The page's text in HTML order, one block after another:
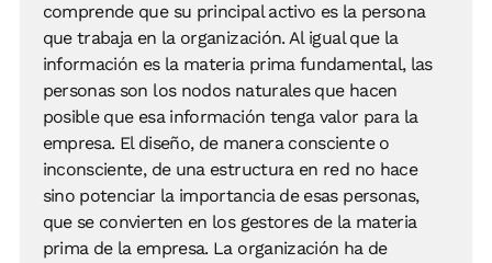
comprende que su principal activo es la persona
que trabaja en la organización. Al igual que la
información es la materia prima fundamental, las
personas son los nodos naturales que hacen
posible que esa información tenga valor para la
empresa. El diseño, de manera consciente o
inconsciente, de una estructura en red no hace
sino potenciar la importancia de esas personas,
que se convierten en los gestores de la materia
prima de la empresa. La organización ha de